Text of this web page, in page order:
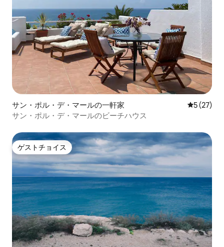
サン・ポル・デ・マールの一軒家 レビュー
5 (27)
サン・ポル・デ・マールのビーチハウス
ゲストチョイス
ゲストチョイス